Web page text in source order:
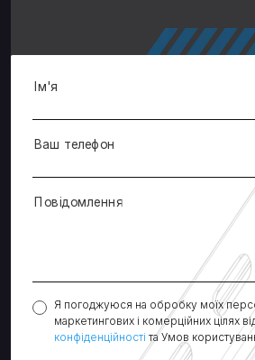
Ім'я
Ваш телефон
Повідомлення
Я погоджуюся на обробку моїх
маркетингових і комерційних цілях
конфіденційності та Умов